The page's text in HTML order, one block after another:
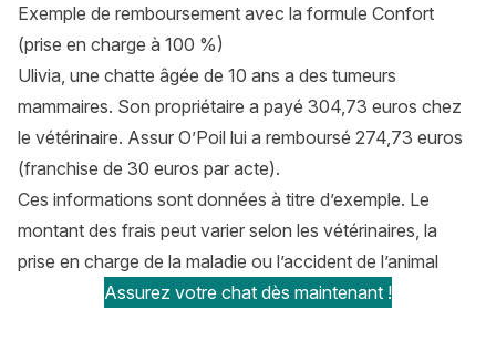
Exemple de remboursement avec la formule Confort
(prise en charge à 100 %)
Ulivia, une chatte âgée de 10 ans a des tumeurs
mammaires. Son propriétaire a payé 304,73 euros chez
le vétérinaire. Assur O’Poil lui a remboursé 274,73 euros
(franchise de 30 euros par acte).
Ces informations sont données à titre d’exemple. Le
montant des frais peut varier selon les vétérinaires, la
prise en charge de la maladie ou l’accident de l’animal
Assurez votre chat dès maintenant !